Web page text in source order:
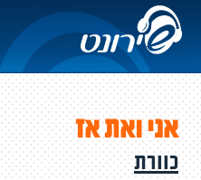
אני ואת אז
כוורת